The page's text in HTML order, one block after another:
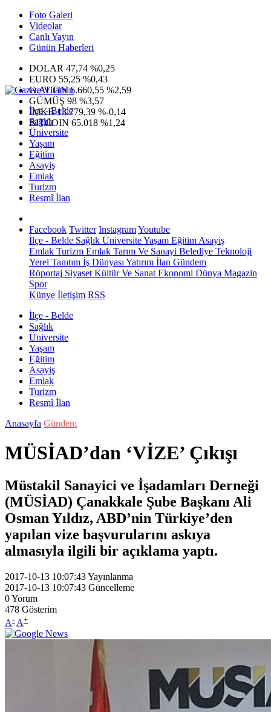
Foto Galeri
Videolar
Canlı Yayın
Günün Haberleri
DOLAR 47,74 %0,25
EURO 55,25 %0,43
G.ALTIN6.660,55 %2,59
GÜMÜŞ 98 %3,57
IMKB13.779,39 %-0,14
BITCOIN 65.018 %1,24
İlçe - Belde
Sağlık
Üniversite
Yaşam
Eğitim
Asayiş
Emlak
Turizm
Resmî İlan
Facebook Twitter InstagramYoutube
İlçe - Belde Sağlık ÜniversiteYaşam Eğitim Asayiş
Emlak Turizm Emlak Tarım Ve Sanayi Belediye Teknoloji
Yerel Tanıtım İş Dünyası Yatırım İlan Gündem
Röportaj Siyaset Kültür Ve Sanat Ekonomi Dünya Magazin
Spor
Künye İletişim RSS
İlçe - Belde
Sağlık
Üniversite
Yaşam
Eğitim
Asayiş
Emlak
Turizm
Resmî İlan
Anasayfa Gündem
MÜSİAD’dan ‘VİZE’ Çıkışı
Müstakil Sanayici ve İşadamları Derneği
(MÜSİAD) Çanakkale Şube Başkanı Ali
Osman Yıldız, ABD’nin Türkiye’den
yapılan vize başvurularını askıya
almasıyla ilgili bir açıklama yaptı.
2017-10-13 10:07:43Yayınlanma
2017-10-13 10:07:43 Güncelleme
0Yorum
478 Gösterim
A- A+